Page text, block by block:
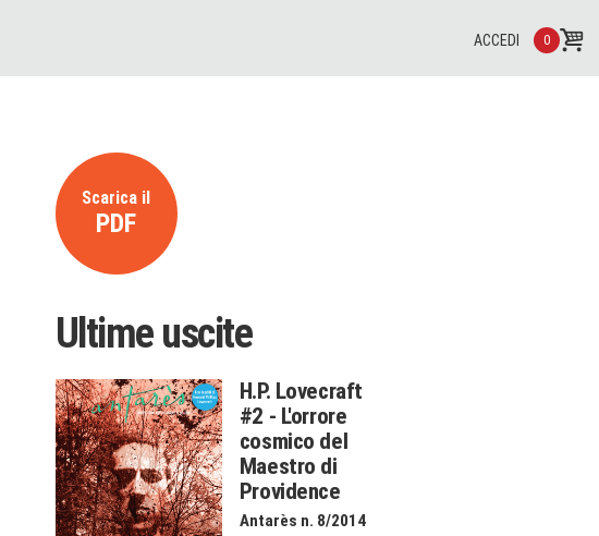
0
ACCEDI
Scarica il
PDF
Ultime uscite
H.P. Lovecraft
#2 - L'orrore
cosmico del
Maestro di
Providence
Antarès n. 8/2014